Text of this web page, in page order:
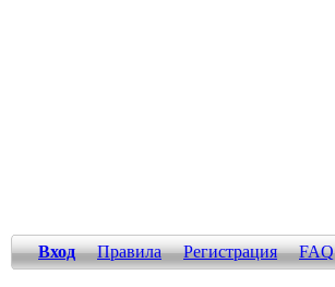
Вход Правила Регистрация FAQ